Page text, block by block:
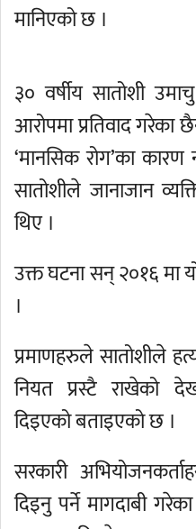
मानिएको छ ।
३० वर्षीय सातोशी
आरोपमा प्रतिवाद
‘मानसिक रोग’का
सातोशीले जानाजान
थिए ।
उक्त घटना सन् २०१६ मा
।
प्रमाणहरुले सातोशीले
नियत प्रस्टै राखेको
दिइएको बताइएको छ ।
सरकारी
दिइनु पर्ने मागदाबी